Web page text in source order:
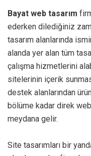
Bayat web tasarım
ederken dilediğiniz
tasarım alanlarında
alanda yer alan tüm
çalışma hizmetlerini
sitelerinin içerik
destek alanlarından
bölüme kadar direk
meydana gelir.
Site tasarımları bir